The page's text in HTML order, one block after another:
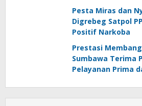
Pesta Miras dan
Digrebeg Satpol
Positif Narkoba
Prestasi
Sumbawa Terima
Pelayanan Prima